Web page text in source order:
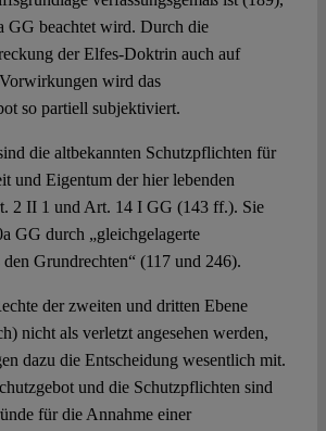
GG beachtet wird. Durch die
der Elfes-Doktrin auch auf
wird das
so partiell subjektiviert.
die altbekannten Schutzpflichten für
und Eigentum der hier lebenden
2 II 1 und Art. 14 I GG (143 ff.). Sie
GG durch „gleichgelagerte
den Grundrechten“ (117 und 246).
der zweiten und dritten Ebene
nicht als verletzt angesehen werden,
dazu die Entscheidung wesentlich mit.
und die Schutzpflichten sind
für die Annahme einer